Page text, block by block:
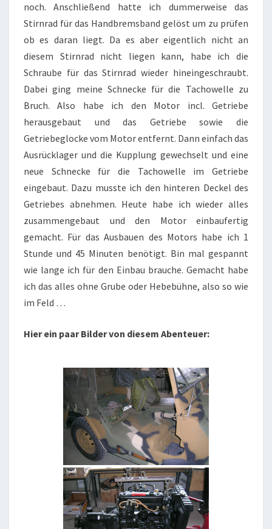
noch. Anschließend hatte ich dummerweise das
Stirnrad für das Handbremsband gelöst um zu prüfen
ob es daran liegt. Da es aber eigentlich nicht an
diesem Stirnrad nicht liegen kann, habe ich die
Schraube für das Stirnrad wieder hineingeschraubt.
Dabei ging meine Schnecke für die Tachowelle zu
Bruch. Also habe ich den Motor incl. Getriebe
herausgebaut und das Getriebe sowie die
Getriebeglocke vom Motor entfernt. Dann einfach das
Ausrücklager und die Kupplung gewechselt und eine
neue Schnecke für die Tachowelle im Getriebe
eingebaut. Dazu musste ich den hinteren Deckel des
Getriebes abnehmen. Heute habe ich wieder alles
zusammengebaut und den Motor einbaufertig
gemacht. Für das Ausbauen des Motors habe ich 1
Stunde und 45 Minuten benötigt. Bin mal gespannt
wie lange ich für den Einbau brauche. Gemacht habe
ich das alles ohne Grube oder Hebebühne, also so wie
im Feld …
Hier ein paar Bilder von diesem Abenteuer: